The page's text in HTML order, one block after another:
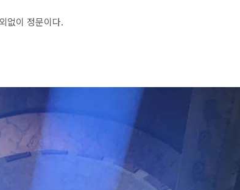
없이 정문이다.